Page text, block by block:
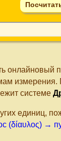
онлайновый
измерения.
системе
единиц,
(δίαυλος) →